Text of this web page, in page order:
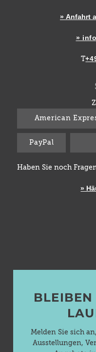
» Anfahrt
»
T
American
PayPal
Haben Sie noch
»
Melden Sie sich
Ausstellungen,